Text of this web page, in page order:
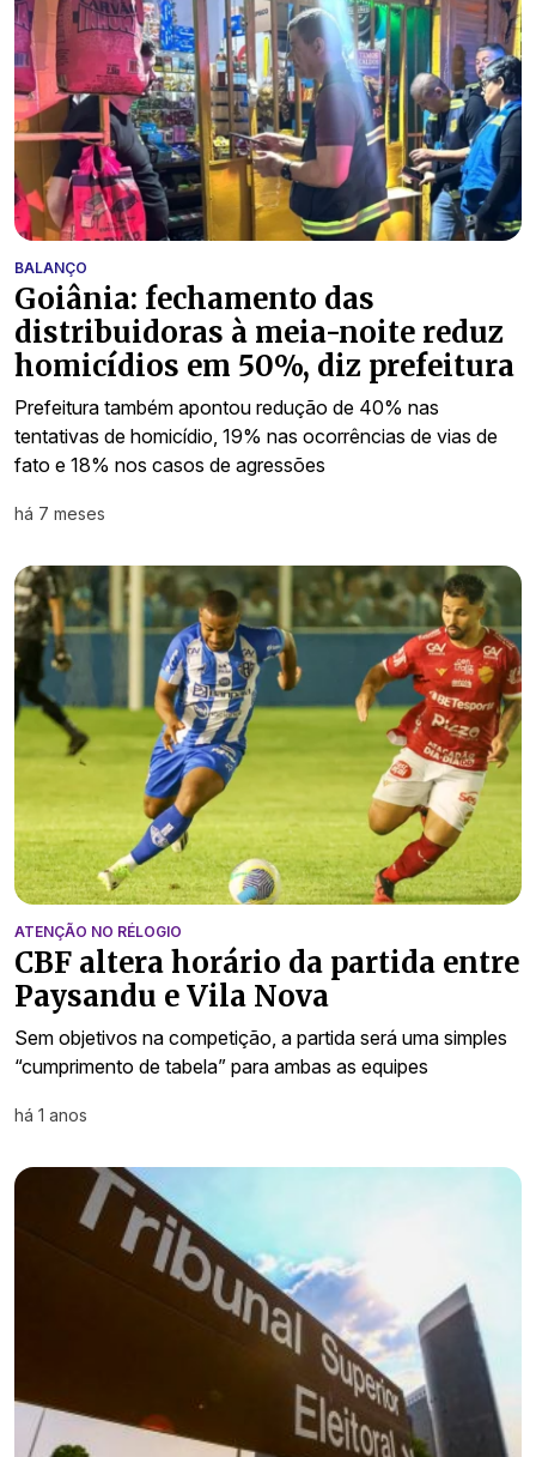
BALANÇO
Goiânia: fechamento das
distribuidoras à meia-noite reduz
homicídios em 50%, diz prefeitura
Prefeitura também apontou redução de 40% nas
tentativas de homicídio, 19% nas ocorrências de vias de
fato e 18% nos casos de agressões
há 7 meses
ATENÇÃO NO RÉLOGIO
CBF altera horário da partida entre
Paysandu e Vila Nova
Sem objetivos na competição, a partida será uma simples
“cumprimento de tabela” para ambas as equipes
há 1 anos